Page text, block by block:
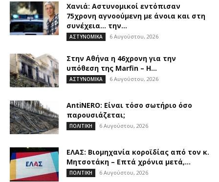
Χανιά: Αστυνομικοί εντόπισαν
75χρονη αγνοούμενη με άνοια και στη
συνέχεια… την...
ΑΣΤΥΝΟΜΙΚΑ 6 Αυγούστου, 2026
Στην Αθήνα η 46χρονη για την
υπόθεση της Marfin – Η...
ΑΣΤΥΝΟΜΙΚΑ 6 Αυγούστου, 2026
AntiNERO: Είναι τόσο σωτήριο όσο
παρουσιάζεται;
ΠΟΛΙΤΙΚΗ 6 Αυγούστου, 2026
ΕΛΑΣ: Βιομηχανία κοροϊδίας από τον κ.
Μητσοτάκη – Επτά χρόνια μετά,...
ΠΟΛΙΤΙΚΗ 6 Αυγούστου, 2026